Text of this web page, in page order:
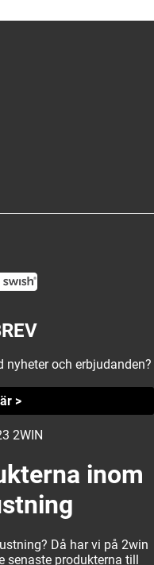
och erbjudanden?
>
2WIN
inom
Då har vi på 2win
senaste produkterna till